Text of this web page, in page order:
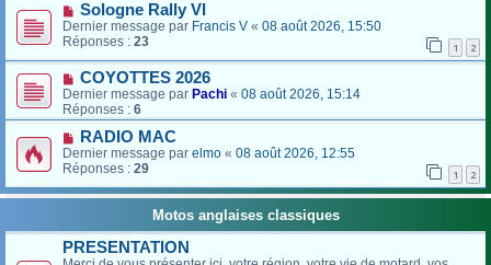
Sologne Rally VI
Dernier message par Francis V « 08 août 2026, 15:50
Réponses : 23 1 2
COYOTTES 2026
Dernier message par Pachi « 08 août 2026, 15:14
Réponses : 6
RADIO MAC
Dernier message par elmo « 08 août 2026, 12:55
Réponses : 29 1 2
Motos anglaises classiques
PRESENTATION